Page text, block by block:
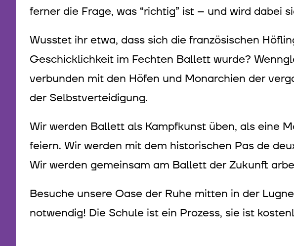
ferner die Frage, was “richtig” ist – und wird dabei
Wusstet ihr etwa, dass sich die französischen
Geschicklichkeit im Fechten Ballett wurde?
verbunden mit den Höfen und Monarchien der
der Selbstverteidigung.
Wir werden Ballett als Kampfkunst üben, als eine
feiern. Wir werden mit dem historischen Pas de
Wir werden gemeinsam am Ballett der Zukunft
Besuche unsere Oase der Ruhe mitten in der
notwendig! Die Schule ist ein Prozess, sie ist